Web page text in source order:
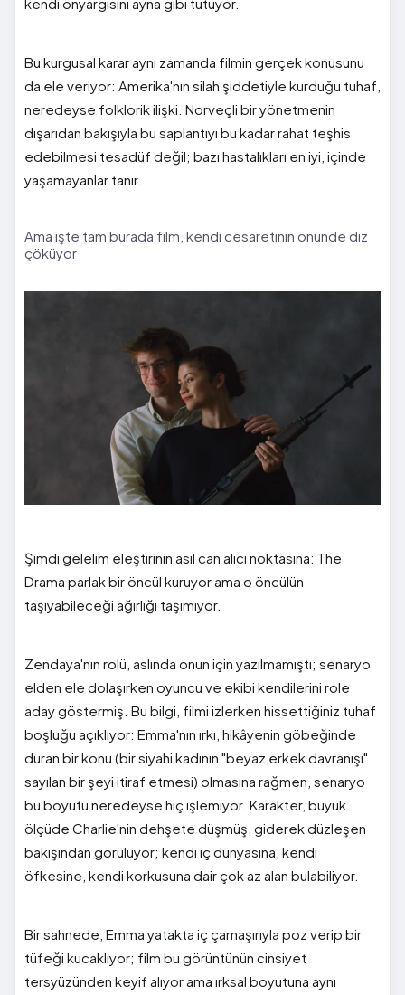
Bu kurgusal karar aynı zamanda filmin gerçek konusunu
da ele veriyor: Amerika'nın silah şiddetiyle kurduğu tuhaf,
neredeyse folklorik ilişki. Norveçli bir yönetmenin
dışarıdan bakışıyla bu saplantıyı bu kadar rahat teşhis
edebilmesi tesadüf değil; bazı hastalıkları en iyi, içinde
yaşamayanlar tanır.
Ama işte tam burada film, kendi cesaretinin önünde diz
çöküyor
Şimdi gelelim eleştirinin asıl can alıcı noktasına: The
Drama parlak bir öncül kuruyor ama o öncülün
taşıyabileceği ağırlığı taşımıyor.
Zendaya'nın rolü, aslında onun için yazılmamıştı; senaryo
elden ele dolaşırken oyuncu ve ekibi kendilerini role
aday göstermiş. Bu bilgi, filmi izlerken hissettiğiniz tuhaf
boşluğu açıklıyor: Emma'nın ırkı, hikâyenin göbeğinde
duran bir konu (bir siyahi kadının "beyaz erkek davranışı"
sayılan bir şeyi itiraf etmesi) olmasına rağmen, senaryo
bu boyutu neredeyse hiç işlemiyor. Karakter, büyük
ölçüde Charlie'nin dehşete düşmüş, giderek düzleşen
bakışından görülüyor; kendi iç dünyasına, kendi
öfkesine, kendi korkusuna dair çok az alan bulabiliyor.
Bir sahnede, Emma yatakta iç çamaşırıyla poz verip bir
tüfeği kucaklıyor; film bu görüntünün cinsiyet
tersyüzünden keyif alıyor ama ırksal boyutuna aynı